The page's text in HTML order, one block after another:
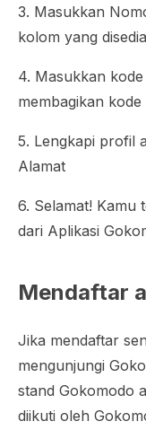
3. Masukkan
kolom yang
4. Masukkan
membagikan
5. Lengkapi profil
Alamat
6. Selamat! Kamu
dari Aplikasi
Mendaftar
Jika mendaftar
mengunjungi
stand Gokomodo
diikuti oleh